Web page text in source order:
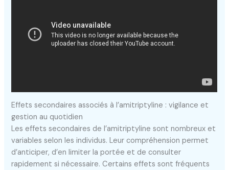
Effets secondaires associés à l’amitriptyline : vigilance et
gestion au quotidien
Les effets secondaires de l’amitriptyline sont nombreux et
variables selon les individus. Leur compréhension permet
d’anticiper, d’en limiter la portée et de consulter
rapidement si nécessaire. Certains effets sont fréquents